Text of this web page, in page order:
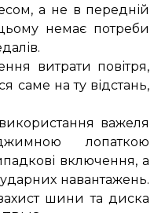
а не в передній
немає потреби
витрати повітря,
саме на ту відстань,
важеля
лопаткою
включення, а
навантажень.
шини та диска